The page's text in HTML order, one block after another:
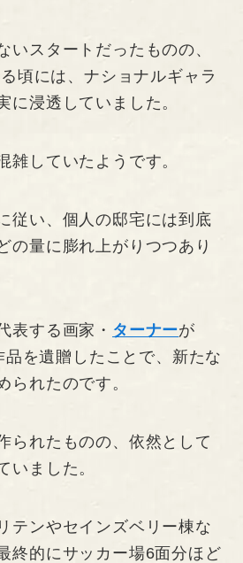
いスタートだったものの、
頃には、ナショナルギャラ
に浸透していました。
雑していたようです。
従い、個人の邸宅には到底
の量に膨れ上がりつつあり
表する画家・ ターナーが
を遺贈したことで、新たな
られたのです。
られたものの、依然として
いました。
テンやセインズベリー棟な
終的にサッカー場6面分ほど